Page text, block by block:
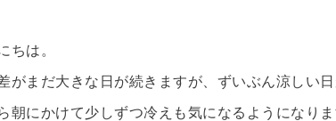
ちは。
がまだ大きな日が続きますが、ずいぶん涼しい
朝にかけて少しずつ冷えも気になるようになり